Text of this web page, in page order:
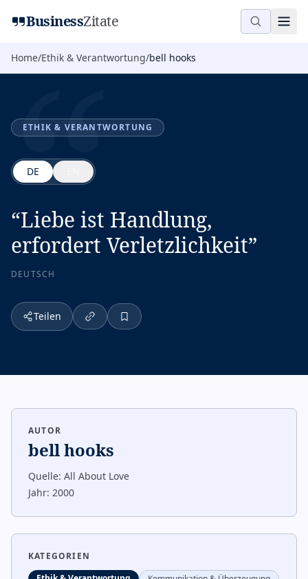
BusinessZitate
Home/Ethik & Verantwortung/bell hooks
“
ETHIK & VERANTWORTUNG
DE
“Liebe ist Handlung,
erfordert Verletzlichkeit”
DEUTSCH
Teilen
AUTOR
bell hooks
Quelle: All About Love
Jahr: 2000
KATEGORIEN